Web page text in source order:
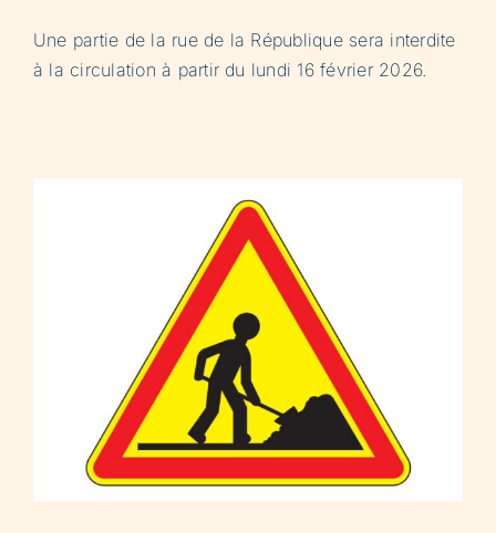
Une partie de la rue de la République sera interdite
à la circulation à partir du lundi 16 février 2026.